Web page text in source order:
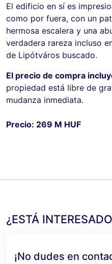
El edificio en sí es
como por fuera, con un
hermosa escalera y una
verdadera rareza incluso
de Lipótváros buscado.
El precio de compra
propiedad está libre de
mudanza inmediata.
Precio: 269 M HUF
¿ESTÁ
¡No dudes en